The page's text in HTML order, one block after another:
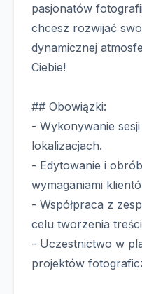
pasjonatów
chcesz rozwijać
dynamicznej
Ciebie!
## Obowiązki:
- Wykonywanie
lokalizacjach.
- Edytowanie i
wymaganiami
- Współpraca z
celu tworzenia
- Uczestnictwo w
projektów